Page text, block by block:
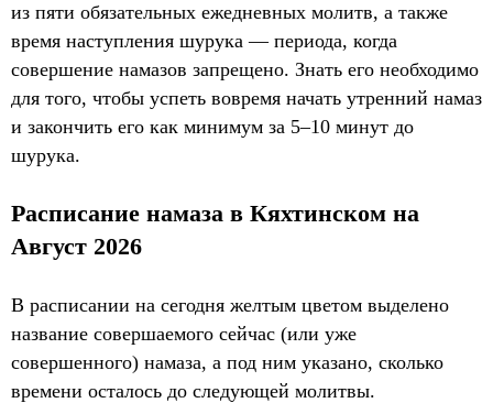
из пяти обязательных ежедневных молитв, а также
время наступления шурука — периода, когда
совершение намазов запрещено. Знать его необходимо
для того, чтобы успеть вовремя начать утренний намаз
и закончить его как минимум за 5–10 минут до
шурука.
Расписание намаза в Кяхтинском на
Август 2026
В расписании на сегодня желтым цветом выделено
название совершаемого сейчас (или уже
совершенного) намаза, а под ним указано, сколько
времени осталось до следующей молитвы.